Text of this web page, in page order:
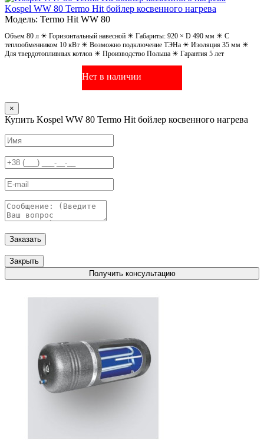
Kospel WW 80 Termo Hit бойлер косвенного нагрева
Модель: Termo Hit WW 80
Объем 80 л ☀ Горизонтальный навесной ☀ Габариты: 920 × D 490 мм ☀ С
теплообменником 10 кВт ☀ Возможно подключение ТЭНа ☀ Изоляция 35 мм ☀
Для твердотопливных котлов ☀ Производство Польша ☀ Гарантия 5 лет
Нет в наличии
×
Купить Kospel WW 80 Termo Hit бойлер косвенного нагрева
Заказать
Закрыть
Получить консультацию